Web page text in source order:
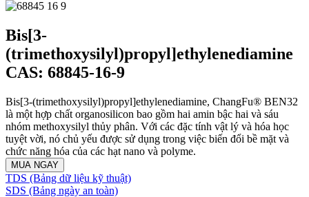
Bis[3-
(trimethoxysilyl)propyl]ethylenediamine
CAS: 68845-16-9
Bis[3-(trimethoxysilyl)propyl]ethylenediamine, ChangFu® BEN32
là một hợp chất organosilicon bao gồm hai amin bậc hai và sáu
nhóm methoxysilyl thủy phân. Với các đặc tính vật lý và hóa học
tuyệt vời, nó chủ yếu được sử dụng trong việc biến đổi bề mặt và
chức năng hóa của các hạt nano và polyme.
MUA NGAY
TDS (Bảng dữ liệu kỹ thuật)
SDS (Bảng ngày an toàn)